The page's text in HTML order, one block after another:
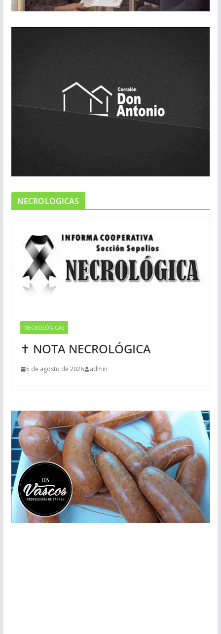
NECROLOGICAS
NECROLÓGICAS
✝ NOTA NECROLÓGICA
5 de agosto de 2026 admin